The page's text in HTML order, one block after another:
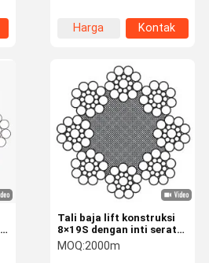
Harga
Kontak
Tali baja lift konstruksi
8×19S dengan inti serat
dan diameter 10mm
untuk operasi yang
MOQ:2000m